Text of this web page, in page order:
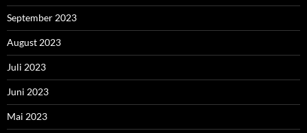
September 2023
August 2023
Juli 2023
Juni 2023
Mai 2023